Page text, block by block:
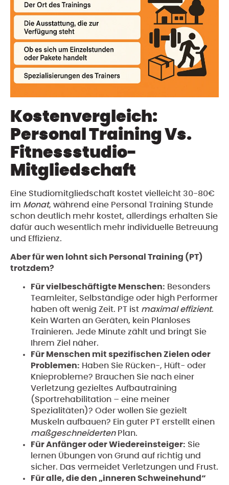
Kostenvergleich:
Personal Training Vs.
Fitnessstudio-
Mitgliedschaft
Eine Studiomitgliedschaft kostet vielleicht 30-80€
im Monat, während eine Personal Training Stunde
schon deutlich mehr kostet, allerdings erhalten Sie
dafür auch wesentlich mehr individuelle Betreuung
und Effizienz.
Aber für wen lohnt sich Personal Training (PT)
trotzdem?
Für vielbeschäftigte Menschen: Besonders
Teamleiter, Selbständige oder high Performer
haben oft wenig Zeit. PT ist maximal effizient.
Kein Warten an Geräten, kein Planloses
Trainieren. Jede Minute zählt und bringt Sie
Ihrem Ziel näher.
Für Menschen mit spezifischen Zielen oder
Problemen: Haben Sie Rücken-, Hüft- oder
Knieprobleme? Brauchen Sie nach einer
Verletzung gezieltes Aufbautraining
(Sportrehabilitation – eine meiner
Spezialitäten)? Oder wollen Sie gezielt
Muskeln aufbauen? Ein guter PT erstellt einen
maßgeschneidertenPlan.
Für Anfänger oder Wiedereinsteiger: Sie
lernen Übungen von Grund auf richtig und
sicher. Das vermeidet Verletzungen und Frust.
Für alle, die den „inneren Schweinehund“